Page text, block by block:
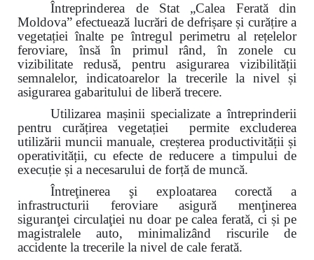
Întreprinderea de Stat „Calea Ferată din
Moldova” efectuează lucrări de defrișare și curățire a
vegetației înalte pe întregul perimetru al rețelelor
feroviare, însă în primul rând, în zonele cu
vizibilitate redusă, pentru asigurarea vizibilității
semnalelor, indicatoarelor la trecerile la nivel și
asigurarea gabaritului de liberă trecere.
Utilizarea mașinii specializate a întreprinderii
pentru curățirea vegetației permite excluderea
utilizării muncii manuale, creșterea productivității și
operativității, cu efecte de reducere a timpului de
execuție și a necesarului de forță de muncă.
Întreţinerea şi exploatarea corectă a
infrastructurii feroviare asigură menţinerea
siguranţei circulaţiei nu doar pe calea ferată, ci și pe
magistralele auto, minimalizând riscurile de
accidente la trecerile la nivel de cale ferată.